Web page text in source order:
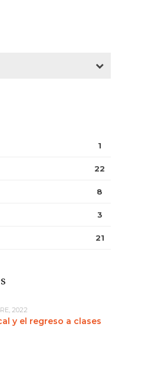
1
22
8
3
21
2022
y el regreso a clases